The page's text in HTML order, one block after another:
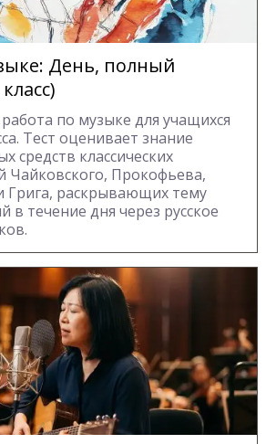
День, полный
по музыке для учащихся
Тест оценивает знание
средств классических
Чайковского, Прокофьева,
Грига, раскрывающих тему
в течение дня через русское